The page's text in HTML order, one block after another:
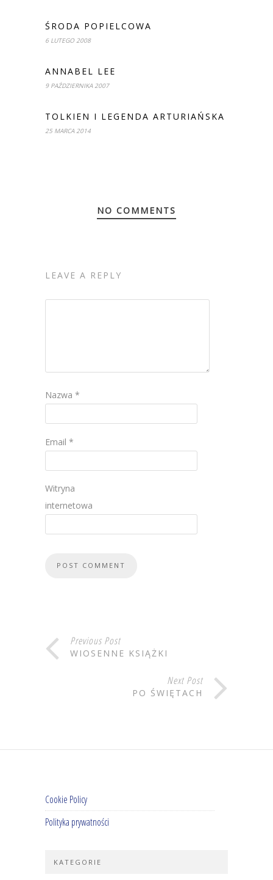
ŚRODA POPIELCOWA
6 LUTEGO 2008
ANNABEL LEE
9 PAŹDZIERNIKA 2007
TOLKIEN I LEGENDA ARTURIAŃSKA
25 MARCA 2014
NO COMMENTS
LEAVE A REPLY
Nazwa *
Email *
Witryna
internetowa
Previous Post
WIOSENNE KSIĄŻKI
Next Post
PO ŚWIĘTACH
Cookie Policy
Polityka prywatności
KATEGORIE